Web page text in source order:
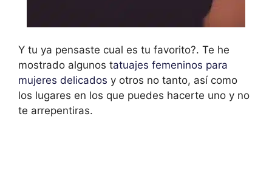
Y tu ya pensaste cual es tu favorito?. Te he
mostrado algunos tatuajes femeninos para
mujeres delicados y otros no tanto, así como
los lugares en los que puedes hacerte uno y no
te arrepentiras.